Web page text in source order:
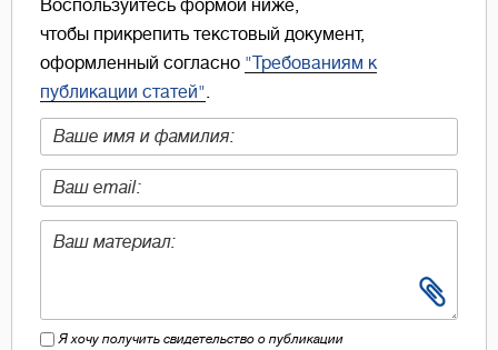
Воспользуйтесь формой ниже,
чтобы прикрепить текстовый документ,
оформленный согласно "Требованиям к
публикации статей"
Я хочу получить свидетельство о публикации